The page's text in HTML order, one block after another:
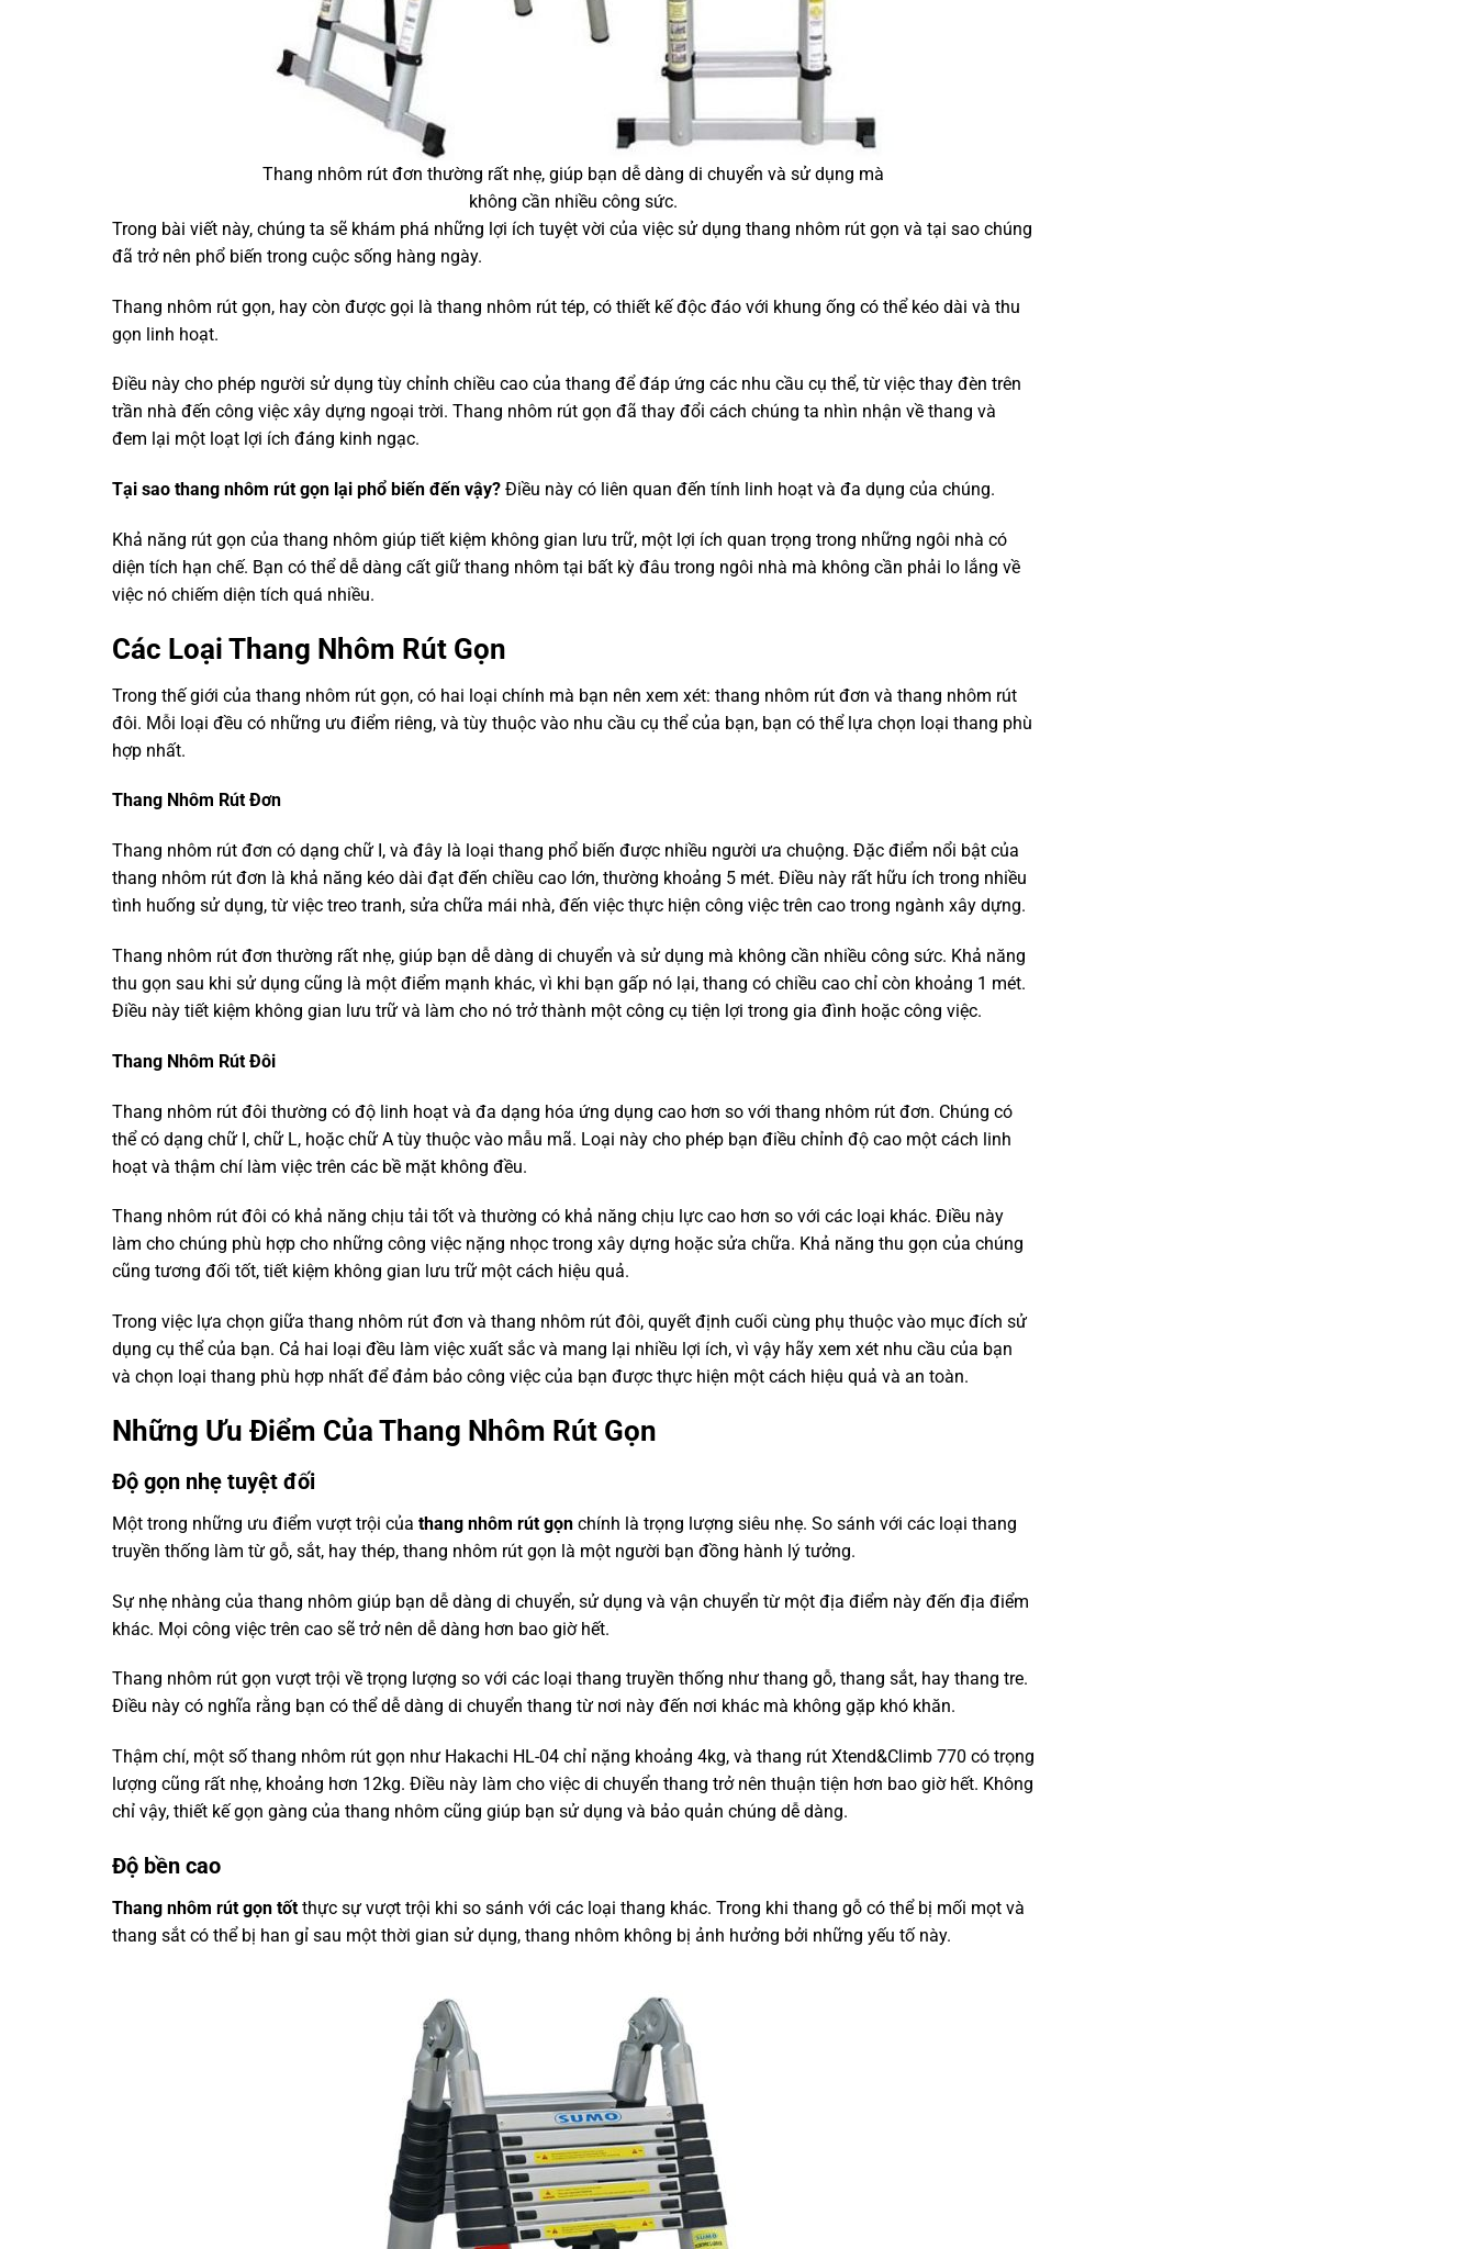
Thang nhôm rút đơn thường rất nhẹ, giúp bạn dễ dàng di chuyển và sử dụng mà
không cần nhiều công sức.
Trong bài viết này, chúng ta sẽ khám phá những lợi ích tuyệt vời của việc sử dụng thang nhôm rút gọn và tại sao chúng
đã trở nên phổ biến trong cuộc sống hàng ngày.
Thang nhôm rút gọn, hay còn được gọi là thang nhôm rút tép, có thiết kế độc đáo với khung ống có thể kéo dài và thu
gọn linh hoạt.
Điều này cho phép người sử dụng tùy chỉnh chiều cao của thang để đáp ứng các nhu cầu cụ thể, từ việc thay đèn trên
trần nhà đến công việc xây dựng ngoại trời. Thang nhôm rút gọn đã thay đổi cách chúng ta nhìn nhận về thang và
đem lại một loạt lợi ích đáng kinh ngạc.
Tại sao thang nhôm rút gọn lại phổ biến đến vậy? Điều này có liên quan đến tính linh hoạt và đa dụng của chúng.
Khả năng rút gọn của thang nhôm giúp tiết kiệm không gian lưu trữ, một lợi ích quan trọng trong những ngôi nhà có
diện tích hạn chế. Bạn có thể dễ dàng cất giữ thang nhôm tại bất kỳ đâu trong ngôi nhà mà không cần phải lo lắng về
việc nó chiếm diện tích quá nhiều.
Các Loại Thang Nhôm Rút Gọn
Trong thế giới của thang nhôm rút gọn, có hai loại chính mà bạn nên xem xét: thang nhôm rút đơn và thang nhôm rút
đôi. Mỗi loại đều có những ưu điểm riêng, và tùy thuộc vào nhu cầu cụ thể của bạn, bạn có thể lựa chọn loại thang phù
hợp nhất.
Thang Nhôm Rút Đơn
Thang nhôm rút đơn có dạng chữ I, và đây là loại thang phổ biến được nhiều người ưa chuộng. Đặc điểm nổi bật của
thang nhôm rút đơn là khả năng kéo dài đạt đến chiều cao lớn, thường khoảng 5 mét. Điều này rất hữu ích trong nhiều
tình huống sử dụng, từ việc treo tranh, sửa chữa mái nhà, đến việc thực hiện công việc trên cao trong ngành xây dựng.
Thang nhôm rút đơn thường rất nhẹ, giúp bạn dễ dàng di chuyển và sử dụng mà không cần nhiều công sức. Khả năng
thu gọn sau khi sử dụng cũng là một điểm mạnh khác, vì khi bạn gấp nó lại, thang có chiều cao chỉ còn khoảng 1 mét.
Điều này tiết kiệm không gian lưu trữ và làm cho nó trở thành một công cụ tiện lợi trong gia đình hoặc công việc.
Thang Nhôm Rút Đôi
Thang nhôm rút đôi thường có độ linh hoạt và đa dạng hóa ứng dụng cao hơn so với thang nhôm rút đơn. Chúng có
thể có dạng chữ I, chữ L, hoặc chữ A tùy thuộc vào mẫu mã. Loại này cho phép bạn điều chỉnh độ cao một cách linh
hoạt và thậm chí làm việc trên các bề mặt không đều.
Thang nhôm rút đôi có khả năng chịu tải tốt và thường có khả năng chịu lực cao hơn so với các loại khác. Điều này
làm cho chúng phù hợp cho những công việc nặng nhọc trong xây dựng hoặc sửa chữa. Khả năng thu gọn của chúng
cũng tương đối tốt, tiết kiệm không gian lưu trữ một cách hiệu quả.
Trong việc lựa chọn giữa thang nhôm rút đơn và thang nhôm rút đôi, quyết định cuối cùng phụ thuộc vào mục đích sử
dụng cụ thể của bạn. Cả hai loại đều làm việc xuất sắc và mang lại nhiều lợi ích, vì vậy hãy xem xét nhu cầu của bạn
và chọn loại thang phù hợp nhất để đảm bảo công việc của bạn được thực hiện một cách hiệu quả và an toàn.
Những Ưu Điểm Của Thang Nhôm Rút Gọn
Độ gọn nhẹ tuyệt đối
Một trong những ưu điểm vượt trội của thang nhôm rút gọn chính là trọng lượng siêu nhẹ. So sánh với các loại thang
truyền thống làm từ gỗ, sắt, hay thép, thang nhôm rút gọn là một người bạn đồng hành lý tưởng.
Sự nhẹ nhàng của thang nhôm giúp bạn dễ dàng di chuyển, sử dụng và vận chuyển từ một địa điểm này đến địa điểm
khác. Mọi công việc trên cao sẽ trở nên dễ dàng hơn bao giờ hết.
Thang nhôm rút gọn vượt trội về trọng lượng so với các loại thang truyền thống như thang gỗ, thang sắt, hay thang tre.
Điều này có nghĩa rằng bạn có thể dễ dàng di chuyển thang từ nơi này đến nơi khác mà không gặp khó khăn.
Thậm chí, một số thang nhôm rút gọn như Hakachi HL-04 chỉ nặng khoảng 4kg, và thang rút Xtend&Climb 770 có trọng
lượng cũng rất nhẹ, khoảng hơn 12kg. Điều này làm cho việc di chuyển thang trở nên thuận tiện hơn bao giờ hết. Không
chỉ vậy, thiết kế gọn gàng của thang nhôm cũng giúp bạn sử dụng và bảo quản chúng dễ dàng.
Độ bền cao
Thang nhôm rút gọn tốt thực sự vượt trội khi so sánh với các loại thang khác. Trong khi thang gỗ có thể bị mối mọt và
thang sắt có thể bị han gỉ sau một thời gian sử dụng, thang nhôm không bị ảnh hưởng bởi những yếu tố này.